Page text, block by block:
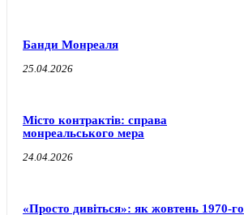
Банди Монреаля
25.04.2026
Місто контрактів: справа
монреальського мера
24.04.2026
«Просто дивіться»: як жовтень 1970-го